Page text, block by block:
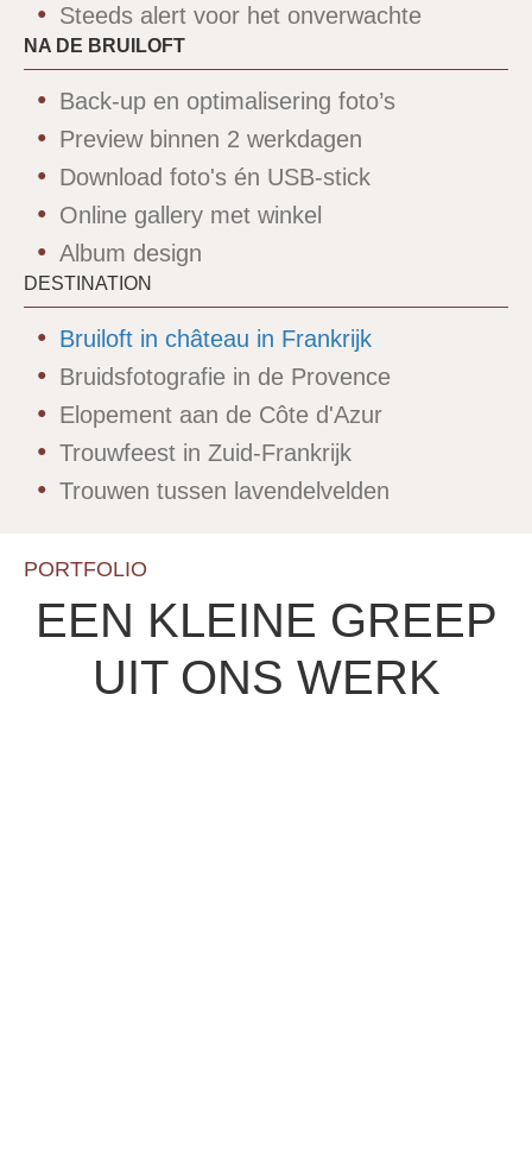
Steeds alert voor het onverwachte
NA DE BRUILOFT
Back-up en optimalisering foto’s
Preview binnen 2 werkdagen
Download foto's én USB-stick
Online gallery met winkel
Album design
DESTINATION
Bruiloft in château in Frankrijk
Bruidsfotografie in de Provence
Elopement aan de Côte d'Azur
Trouwfeest in Zuid-Frankrijk
Trouwen tussen lavendelvelden
PORTFOLIO
EEN KLEINE GREEP
UIT ONS WERK